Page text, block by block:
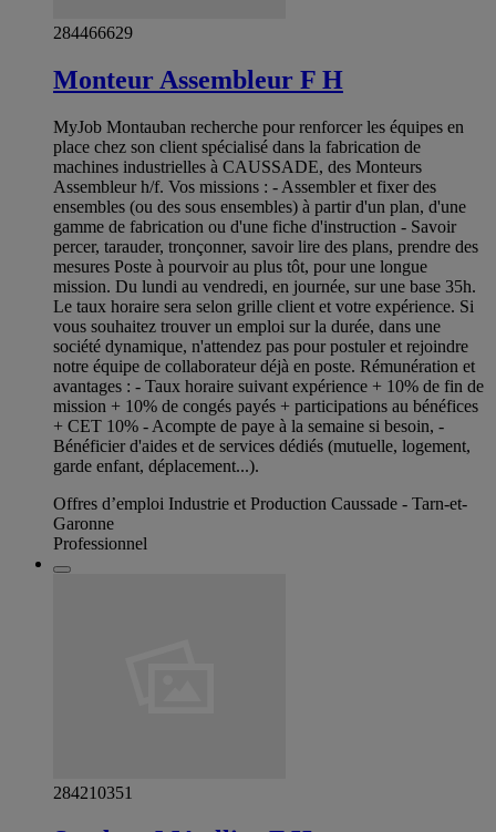
284466629
Monteur Assembleur F H
MyJob Montauban recherche pour renforcer les équipes en
place chez son client spécialisé dans la fabrication de
machines industrielles à CAUSSADE, des Monteurs
Assembleur h/f. Vos missions : - Assembler et fixer des
ensembles (ou des sous ensembles) à partir d'un plan, d'une
gamme de fabrication ou d'une fiche d'instruction - Savoir
percer, tarauder, tronçonner, savoir lire des plans, prendre des
mesures Poste à pourvoir au plus tôt, pour une longue
mission. Du lundi au vendredi, en journée, sur une base 35h.
Le taux horaire sera selon grille client et votre expérience. Si
vous souhaitez trouver un emploi sur la durée, dans une
société dynamique, n'attendez pas pour postuler et rejoindre
notre équipe de collaborateur déjà en poste. Rémunération et
avantages : - Taux horaire suivant expérience + 10% de fin de
mission + 10% de congés payés + participations au bénéfices
+ CET 10% - Acompte de paye à la semaine si besoin, -
Bénéficier d'aides et de services dédiés (mutuelle, logement,
garde enfant, déplacement...).
Offres d’emploi Industrie et Production Caussade - Tarn-et-
Garonne
Professionnel
284210351